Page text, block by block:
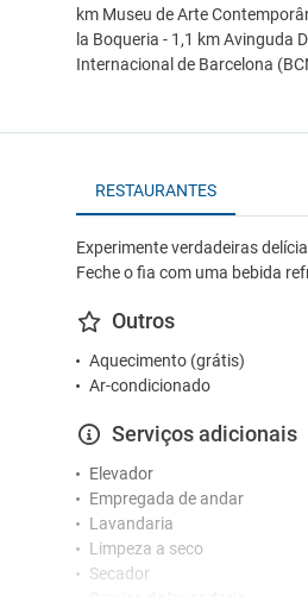
km Museu de Arte
la Boqueria - 1,1 km Avinguda
Internacional de Barcelona
RESTAURANTES
Experimente verdadeiras
Feche o fia com uma bebida
Outros
Aquecimento (grátis)
Ar-condicionado
Serviços adicionais
Elevador
Empregada de andar
Lavandaria
Limpeza a seco
Secador